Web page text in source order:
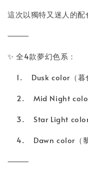
這次以獨特又迷人的配
⸻
✨ 全4款夢幻色系：
1.
Dusk color（暮
2.
Mid Night
3.
Star Light
4.
Dawn color（
⸻